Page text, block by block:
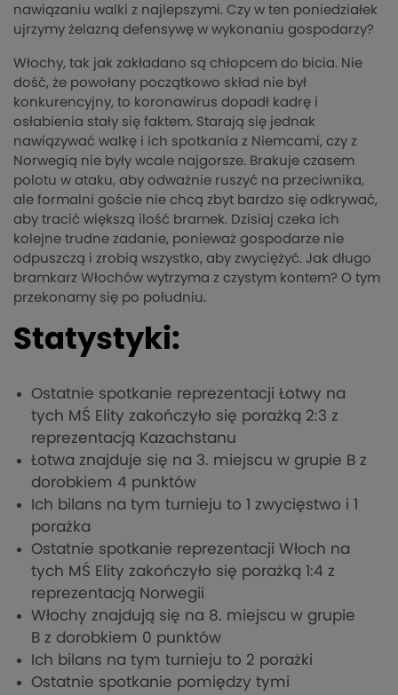
nawiązaniu walki z najlepszymi. Czy w ten poniedziałek
ujrzymy żelazną defensywę w wykonaniu gospodarzy?
Włochy, tak jak zakładano są chłopcem do bicia. Nie
dość, że powołany początkowo skład nie był
konkurencyjny, to koronawirus dopadł kadrę i
osłabienia stały się faktem. Starają się jednak
nawiązywać walkę i ich spotkania z Niemcami, czy z
Norwegią nie były wcale najgorsze. Brakuje czasem
polotu w ataku, aby odważnie ruszyć na przeciwnika,
ale formalni goście nie chcą zbyt bardzo się odkrywać,
aby tracić większą ilość bramek. Dzisiaj czeka ich
kolejne trudne zadanie, ponieważ gospodarze nie
odpuszczą i zrobią wszystko, aby zwyciężyć. Jak długo
bramkarz Włochów wytrzyma z czystym kontem? O tym
przekonamy się po południu.
Statystyki:
Ostatnie spotkanie reprezentacji Łotwy na
tych MŚ Elity zakończyło się porażką 2:3 z
reprezentacją Kazachstanu
Łotwa znajduje się na 3. miejscu w grupie B z
dorobkiem 4 punktów
Ich bilans na tym turnieju to 1 zwycięstwo i 1
porażka
Ostatnie spotkanie reprezentacji Włoch na
tych MŚ Elity zakończyło się porażką 1:4 z
reprezentacją Norwegii
Włochy znajdują się na 8. miejscu w grupie
B z dorobkiem 0 punktów
Ich bilans na tym turnieju to 2 porażki
Ostatnie spotkanie pomiędzy tymi